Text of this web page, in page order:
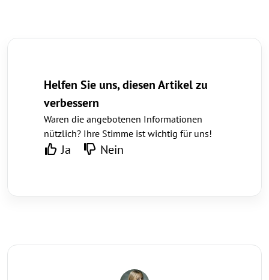
Helfen Sie uns, diesen Artikel zu
verbessern
Waren die angebotenen Informationen
nützlich? Ihre Stimme ist wichtig für uns!
Ja Nein